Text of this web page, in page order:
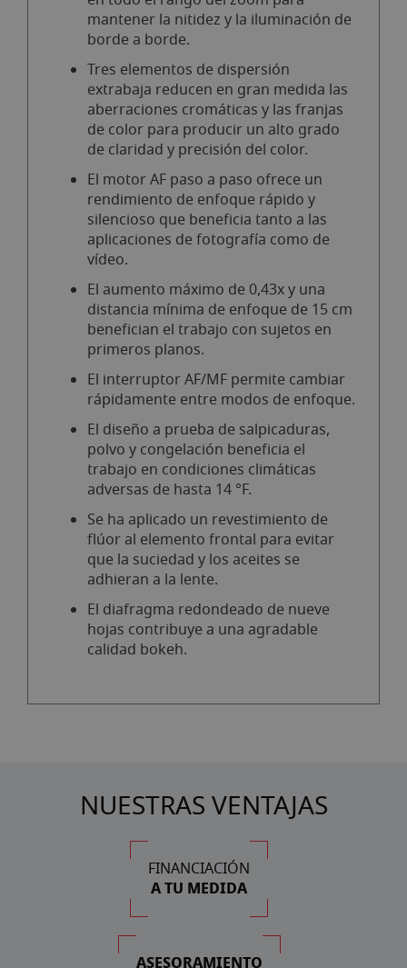
mantener la nitidez y la iluminación de
borde a borde.
Tres elementos de dispersión
extrabaja reducen en gran medida las
aberraciones cromáticas y las franjas
de color para producir un alto grado
de claridad y precisión del color.
El motor AF paso a paso ofrece un
rendimiento de enfoque rápido y
silencioso que beneficia tanto a las
aplicaciones de fotografía como de
vídeo.
El aumento máximo de 0,43x y una
distancia mínima de enfoque de 15 cm
benefician el trabajo con sujetos en
primeros planos.
El interruptor AF/MF permite cambiar
rápidamente entre modos de enfoque.
El diseño a prueba de salpicaduras,
polvo y congelación beneficia el
trabajo en condiciones climáticas
adversas de hasta 14 °F.
Se ha aplicado un revestimiento de
flúor al elemento frontal para evitar
que la suciedad y los aceites se
adhieran a la lente.
El diafragma redondeado de nueve
hojas contribuye a una agradable
calidad bokeh.
NUESTRAS VENTAJAS
FINANCIACIÓN
A TU MEDIDA
ASESORAMIENTO